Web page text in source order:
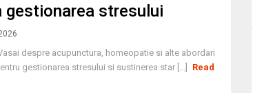
gestionarea stresului
despre acupunctura, homeopatie si alte abordari
gestionarea stresului si sustinerea star [...]
Read